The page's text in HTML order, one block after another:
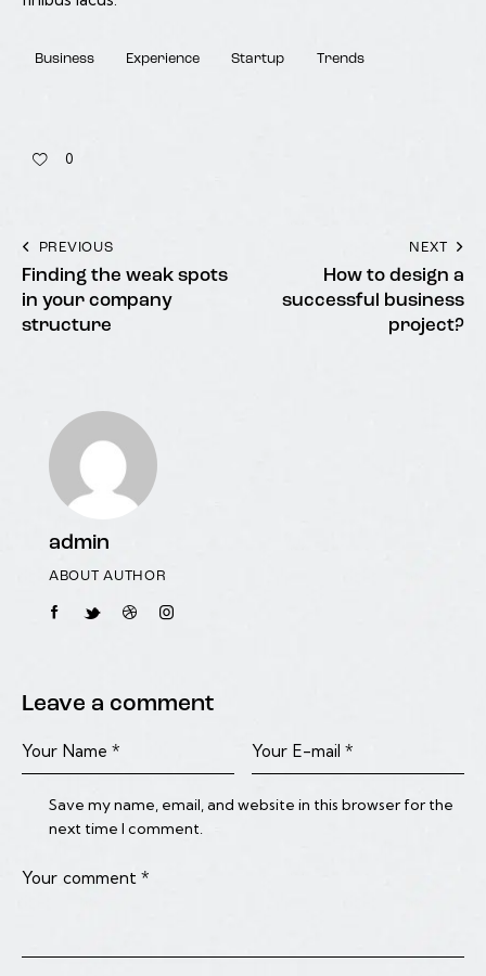
Business Experience Startup Trends
0
PREVIOUS
Finding the weak spots
in your company
structure
NEXT
How to design a
successful business
project?
admin
ABOUT AUTHOR
Leave a comment
Save my name, email, and website in this browser for the
next time I comment.